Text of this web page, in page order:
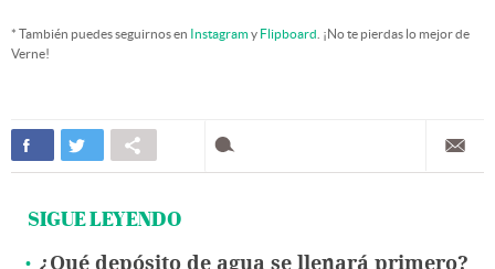
* También puedes seguirnos en Instagramy Flipboard . ¡No te pierdas lo mejor de
Verne!
SIGUE LEYENDO
¿Qué depósito de agua se llenará primero?